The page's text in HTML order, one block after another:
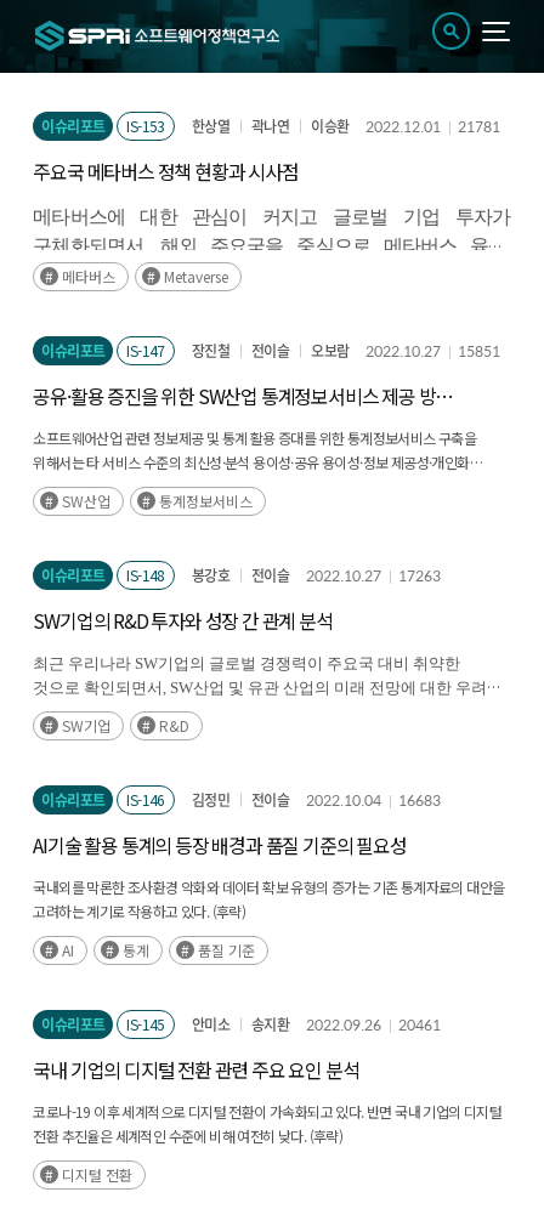
이슈리포트 IS-153 한상열 곽나연 이승환 2022.12.01 21781
주요국 메타버스 정책 현황과 시사점
메타버스에 대한 관심이 커지고 글로벌 기업 투자가
구체화되면서
해외 주요국을 중심으로 메타버스 육성
XR/NFT등 메타버스와 밀접한 분야 관련 정책 발표가
메타버스 Metaverse
이슈리포트 IS-147 장진철 전이슬 오보람 2022.10.27 15851
공유·활용 증진을 위한 SW산업 통계정보서비스 제공 방향
도출
소프트웨어산업 관련 정보제공 및 통계 활용 증대를 위한 통계정보서비스 구축을
위해서는 타 서비스 수준의 최신성·분석 용이성·공유 용이성·정보 제공성·개인화
요소를 고려해야 하며, 통계정보 공유·확산을 위한 데이터 공유 플랫폼 및 거버넌스
구축 필요SW산업 통계정보서비스
이슈리포트 IS-148 봉강호 전이슬 2022.10.27 17263
SW기업의 R&D 투자와 성장 간 관계 분석
최근 우리나라 SW기업의 글로벌 경쟁력이 주요국 대비 취약한
것으로 확인되면서 , SW산업 및 유관 산업의 미래 전망에 대한 우려가
제기되고 있다
.(후략)
SW기업 R&D
이슈리포트 IS-146 김정민 전이슬 2022.10.04 16683
AI기술 활용 통계의 등장 배경과 품질 기준의 필요성
국내외를 막론한 조사환경 악화와 데이터 확보 유형의 증가는 기존 통계자료의 대안을
고려하는 계기로 작용하고 있다. (후략)
AI
통계 품질 기준
이슈리포트 IS-145 안미소 송지환 2022.09.26 20461
국내 기업의 디지털 전환 관련 주요 요인 분석
코로나-19 이후 세계적으로 디지털 전환이 가속화되고 있다. 반면 국내 기업의 디지털
전환 추진율은 세계적인 수준에 비해 여전히 낮다. (후략)
디지털 전환